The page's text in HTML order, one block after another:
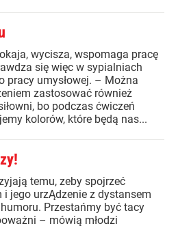
wycisza, wspomaga pracę
się więc w sypialniach
pracy umysłowej. – Można
zastosować również
bo podczas ćwiczeń
kolorów, które będą nas...
temu, zeby spojrzeć
i jego urzĄdzenie z dystansem
Przestańmy być tacy
– mówią młodzi